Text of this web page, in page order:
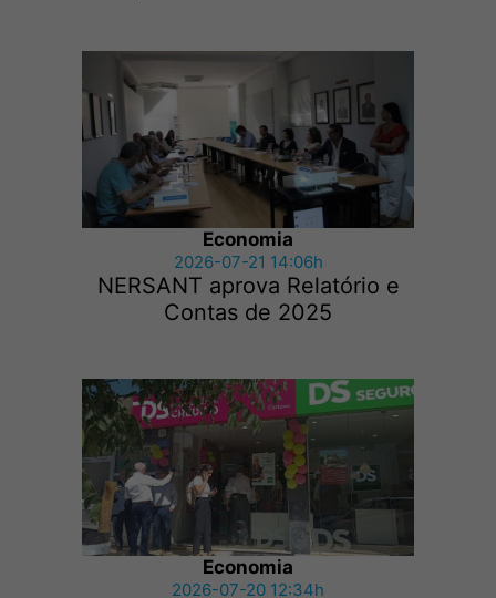
Economia
2026-07-21 14:06h
NERSANT aprova Relatório e
Contas de 2025
Economia
2026-07-20 12:34h